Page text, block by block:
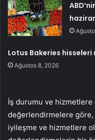
Lotus Bakeries
Ağustos 8, 2026
İş durumu ve
değerlendirmelere
iyileşme ve hizmetlere